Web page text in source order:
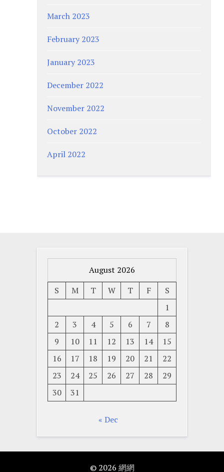
March 2023
February 2023
January 2023
December 2022
November 2022
October 2022
April 2022
August 2026
S
M T W T F
S
1
2
3 4 5 6 7
8
9
10 11 12 13 14
15
16
17 18 19 20 21
22
23
24 25 26 27 28
29
30
31
« Dec
© 2026 網網